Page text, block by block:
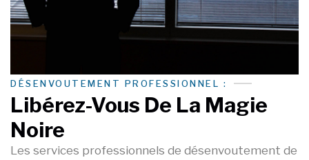
DÉSENVOUTEMENT PROFESSIONNEL :
Libérez-Vous De La Magie
Noire
Les services professionnels de désenvoutement de